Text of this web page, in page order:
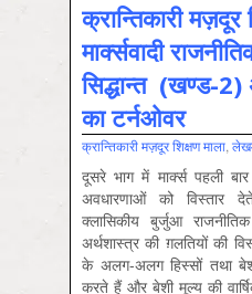
क्रान्तिकारी मज़दूर
मार्क्सवादी
सिद्धान्त (खण्ड-2)
का टर्नओवर
क्रान्तिकारी मज़दूर शिक्षण माला,
दूसरे भाग में मार्क्स पहली
अवधारणाओं को विस्तार
क्लासिकीय बुर्जुआ
अर्थशास्त्र की ग़लतियों की
के अलग-अलग हिस्सों तथा
करते हैं और बेशी मूल्य की